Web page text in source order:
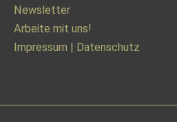
Newsletter
Arbeite mit uns!
Impressum
Datenschutz